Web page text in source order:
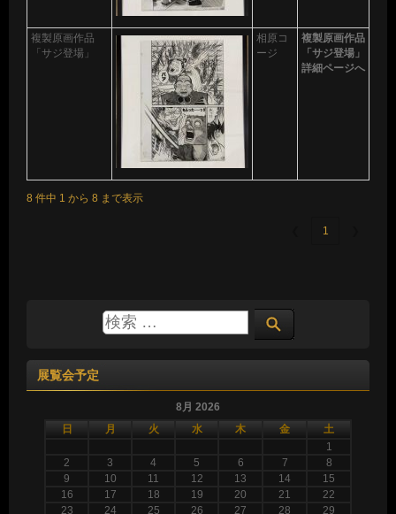
複製原画作品
「サジ登場」
相原コ
ージ
複製原画作品
「サジ登場」
詳細ページへ
8 件中 1 から 8 まで表示
1
展覧会予定
8月 2026
日
月 火 水 木 金
土
1
2
3 4 5 6 7
8
9
10 11 12 13 14
15
16
17 18 19 20 21
22
23
24 25 26 27 28 29